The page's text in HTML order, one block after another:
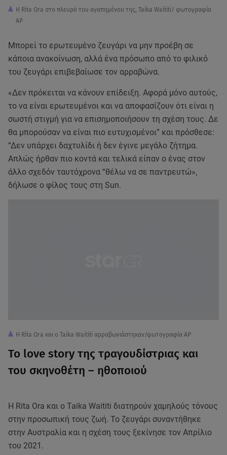
H Rita Ora στο πλευρό του αγαπημένου της, Taika Waititi/ φωτογραφία
AP
Μπορεί το ερωτευμένο ζευγάρι να μην προέβη σε
κάποια ανακοίνωση, αλλά ένα πρόσωπο από το φιλικό
του ζευγάρι επιβεβαίωσε τον αρραβώνα.
«Δεν πρόκειται να κάνουν επίδειξη. Αφορά μόνο αυτούς,
το να είναι ερωτευμένοι και να αποφασίζουν ότι είναι η
σωστή στιγμή για να επισημοποιήσουν τη σχέση τους. Δε
θα μπορούσαν να είναι πιο ευτυχισμένοι” και πρόσθεσε:
“Δεν υπάρχει δαχτυλίδι ή δεν έγινε μεγάλο ζήτημα.
Απλώς ήρθαν πιο κοντά και τελικά είπαν ο ένας στον
άλλο σχεδόν ταυτόχρονα “θέλω να σε παντρευτώ»,
δήλωσε ο φίλος τους στη Sun.
H Rita Ora και ο Taika Waititi αρραβωνιάστηκαν/φωτογραφία AP
Το love story της τραγουδίστριας και
του σκηνοθέτη – ηθοποιού
Η Rita Ora και ο Taika Waititi διατηρούν χαμηλούς τόνους
στην προσωπική τους ζωή. Το ζευγάρι συναντήθηκε
στην Αυστραλία και η σχέση τους ξεκίνησε τον Απρίλιο
του 2021.